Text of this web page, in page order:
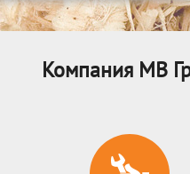
Компания МВ